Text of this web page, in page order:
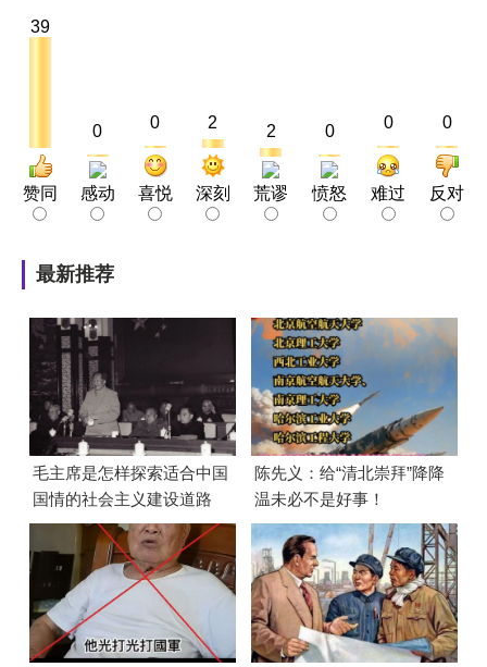
39
赞同
0
感动
0
喜悦
2
深刻
2
荒谬
0
愤怒
0
难过
0
反对
最新推荐
毛主席是怎样探索适合中国
国情的社会主义建设道路
的？
陈先义：给“清北崇拜”降降
温未必不是好事！